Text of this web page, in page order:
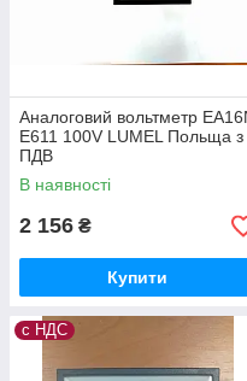
Аналоговий вольтметр
E611 100V LUMEL Польща з
ПДВ
В наявності
2 156 ₴
Купити
с НДС